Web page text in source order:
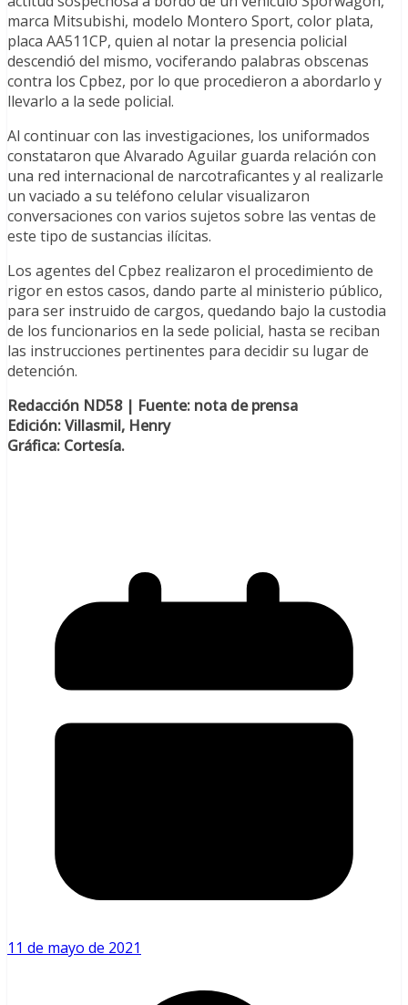
marca Mitsubishi, modelo Montero Sport, color plata,
placa AA511CP, quien al notar la presencia policial
descendió del mismo, vociferando palabras obscenas
contra los Cpbez, por lo que procedieron a abordarlo y
llevarlo a la sede policial.
Al continuar con las investigaciones, los uniformados
constataron que Alvarado Aguilar guarda relación con
una red internacional de narcotraficantes y al realizarle
un vaciado a su teléfono celular visualizaron
conversaciones con varios sujetos sobre las ventas de
este tipo de sustancias ilícitas.
Los agentes del Cpbez realizaron el procedimiento de
rigor en estos casos, dando parte al ministerio público,
para ser instruido de cargos, quedando bajo la custodia
de los funcionarios en la sede policial, hasta se reciban
las instrucciones pertinentes para decidir su lugar de
detención.
Redacción ND58 | Fuente: nota de prensa
Edición: Villasmil, Henry
Gráfica: Cortesía.
11 de mayo de 2021